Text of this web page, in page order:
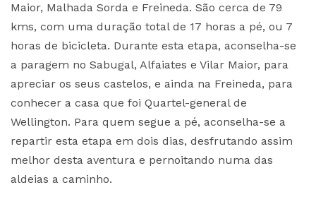
Maior, Malhada Sorda e Freineda. São cerca de 79
kms, com uma duração total de 17 horas a pé, ou 7
horas de bicicleta. Durante esta etapa, aconselha-se
a paragem no Sabugal, Alfaiates e Vilar Maior, para
apreciar os seus castelos, e ainda na Freineda, para
conhecer a casa que foi Quartel-general de
Wellington. Para quem segue a pé, aconselha-se a
repartir esta etapa em dois dias, desfrutando assim
melhor desta aventura e pernoitando numa das
aldeias a caminho.